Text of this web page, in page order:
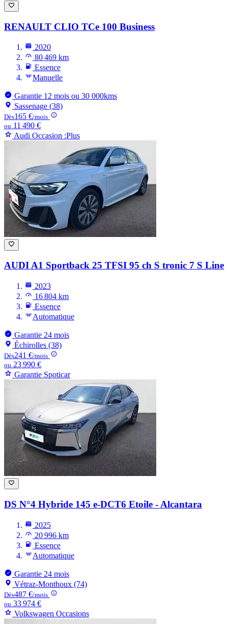
RENAULT CLIO TCe 100 Business
2020
80 469 km
Essence
Manuelle
Garantie 12 mois ou 30 000kms
Sassenage (38)
Dès165 €/mois
ou 11 490 €
Audi Occasion :Plus
AUDI A1 Sportback 25 TFSI 95 ch S tronic 7 S Line
2023
16 804 km
Essence
Automatique
Garantie 24 mois
Échirolles (38)
Dès241 €/mois
ou 23 990 €
Garantie Spoticar
DS N°4 Hybride 145 e-DCT6 Etoile - Alcantara
2025
20 996 km
Essence
Automatique
Garantie 24 mois
Vétraz-Monthoux (74)
Dès487 €/mois
ou 33 974 €
Volkswagen Occasions